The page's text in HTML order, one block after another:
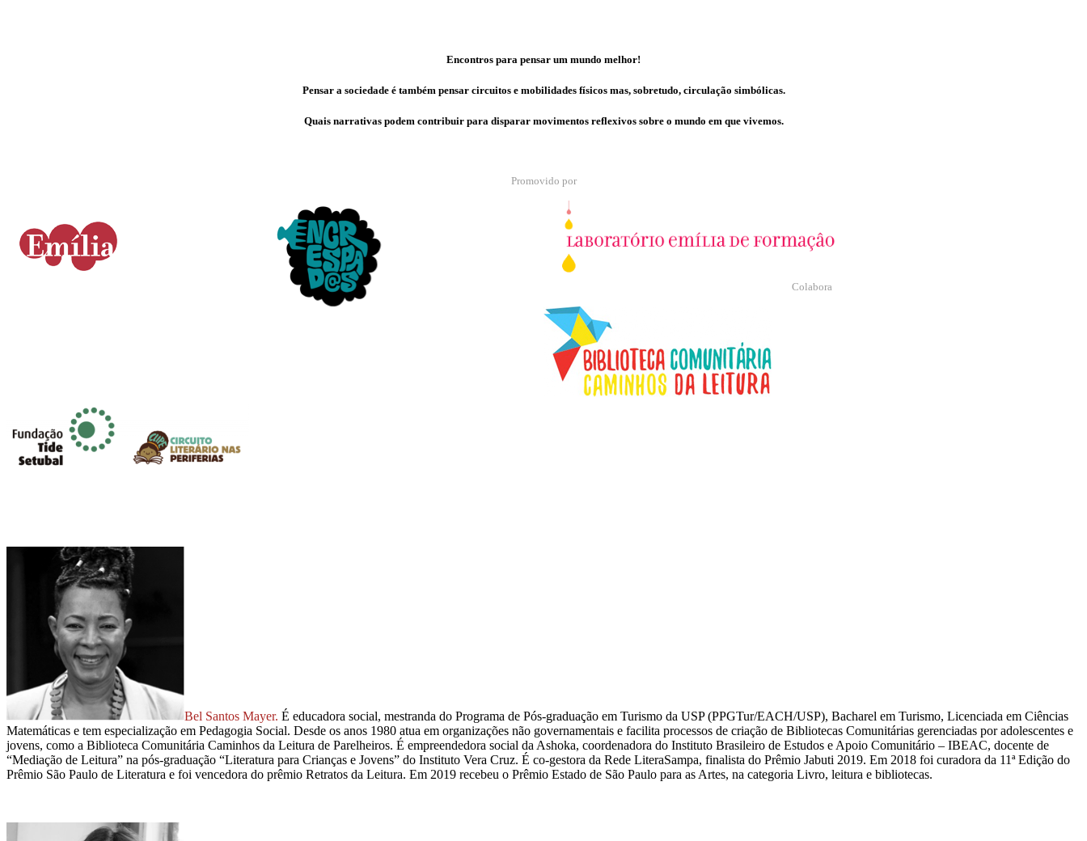
Encontros para pensar um mundo melhor!
Pensar a sociedade é também pensar circuitos e mobilidades físicos mas, sobretudo, circulação simbólicas.
Quais narrativas podem contribuir para disparar movimentos reflexivos sobre o mundo em que vivemos.
Promovido por
Colabora
Bel Santos Mayer. É educadora social, mestranda do Programa de Pós-graduação em Turismo da USP (PPGTur/EACH/USP), Bacharel em Turismo, Licenciada em Ciências
Matemáticas e tem especialização em Pedagogia Social. Desde os anos 1980 atua em organizações não governamentais e facilita processos de criação de Bibliotecas Comunitárias gerenciadas por adolescentes e
jovens, como a Biblioteca Comunitária Caminhos da Leitura de Parelheiros. É empreendedora social da Ashoka, coordenadora do Instituto Brasileiro de Estudos e Apoio Comunitário – IBEAC, docente de
“Mediação de Leitura” na pós-graduação “Literatura para Crianças e Jovens” do Instituto Vera Cruz. É co-gestora da Rede LiteraSampa, finalista do Prêmio Jabuti 2019. Em 2018 foi curadora da 11ª Edição do
Prêmio São Paulo de Literatura e foi vencedora do prêmio Retratos da Leitura. Em 2019 recebeu o Prêmio Estado de São Paulo para as Artes, na categoria Livro, leitura e bibliotecas.